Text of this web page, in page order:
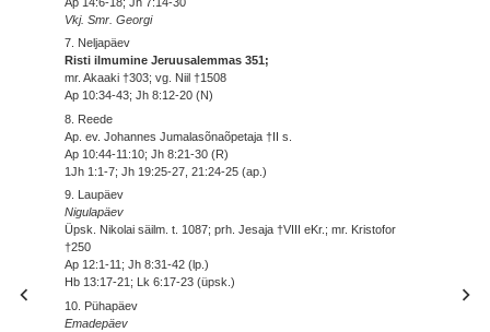
Vkj. Smr. Georgi
7. Neljapäev
Risti ilmumine Jeruusalemmas 351;
mr. Akaaki †303; vg. Niil †1508
Ap 10:34-43; Jh 8:12-20 (N)
8. Reede
Ap. ev. Johannes Jumalasõnaõpetaja †II s.
Ap 10:44-11:10; Jh 8:21-30 (R)
1Jh 1:1-7; Jh 19:25-27, 21:24-25 (ap.)
9. Laupäev
Nigulapäev
Üpsk. Nikolai säilm. t. 1087; prh. Jesaja †VIII eKr.; mr. Kristofor
†250
Ap 12:1-11; Jh 8:31-42 (lp.)
Hb 13:17-21; Lk 6:17-23 (üpsk.)
10. Pühapäev
Emadepäev